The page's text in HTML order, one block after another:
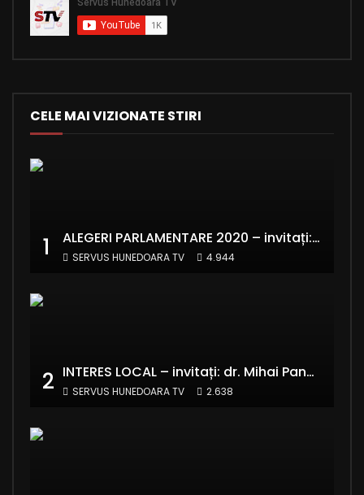
CELE MAI VIZIONATE STIRI
1 ALEGERI PARLAMENTARE 2020 – invitați: Ionela Florea și Emanuel Valentin Crișan – RE:Start România
SERVUS HUNEDOARA TV 4.944
2 INTERES LOCAL – invitați: dr. Mihai Panaitescu – Manager Teatrul de Artă Deva și Alexandru Grecu
SERVUS HUNEDOARA TV 2.638